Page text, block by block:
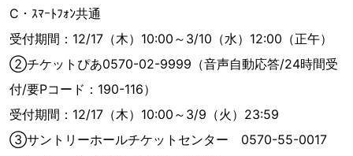
C・ｽﾏｰﾄﾌｫﾝ共通
受付期間：12/17（木）10:00～3/10（水）12:00（正午）
②チケットぴあ0570-02-9999（音声自動応答/24時間受
付/要Pコード：190-116）
受付期間：12/17（木）10:00～3/9（火）23:59
③サントリーホールチケットセンター 0570-55-0017